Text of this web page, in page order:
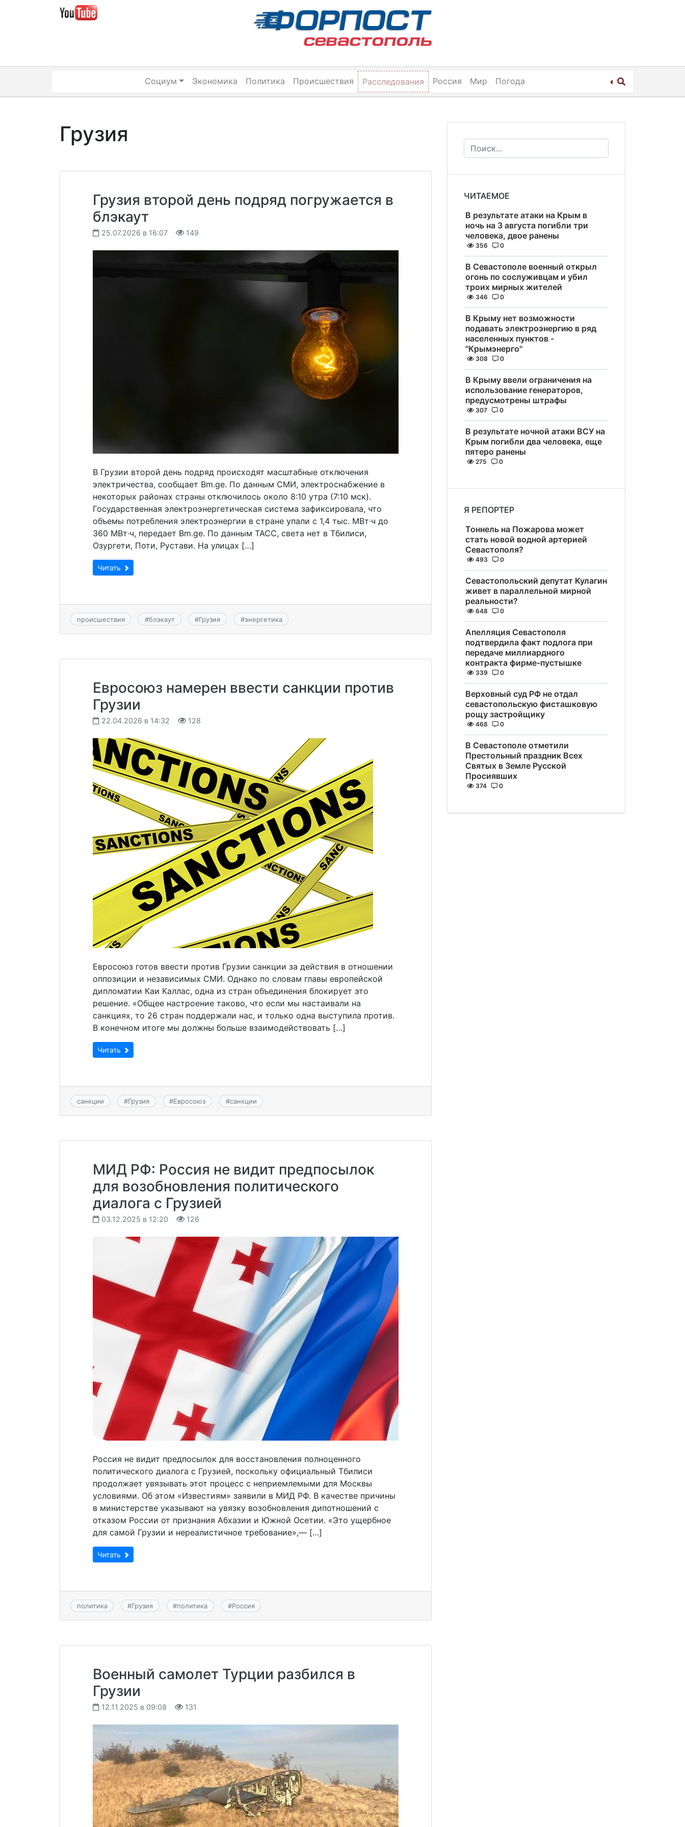
Социум Экономика Политика Происшествия Расследования Россия Мир Погода
Грузия
Грузия второй день подряд погружается в
блэкаут
25.07.2026 в 16:07 149
В Грузии второй день подряд происходят масштабные отключения
электричества, сообщает Bm.ge. По данным СМИ, электроснабжение в
некоторых районах страны отключилось около 8:10 утра (7:10 мск).
Государственная электроэнергетическая система зафиксировала, что
объемы потребления электроэнергии в стране упали с 1,4 тыс. МВт·ч до
360 МВт·ч, передает Bm.ge. По данным ТАСС, света нет в Тбилиси,
Озургети, Поти, Рустави. На улицах […]
Читать
происшествия #блэкаут #Грузия #энергетика
Евросоюз намерен ввести санкции против
Грузии
22.04.2026 в 14:32 128
Евросоюз готов ввести против Грузии санкции за действия в отношении
оппозиции и независимых СМИ. Однако по словам главы европейской
дипломатии Каи Каллас, одна из стран объединения блокирует это
решение. «Общее настроение таково, что если мы настаивали на
санкциях, то 26 стран поддержали нас, и только одна выступила против.
В конечном итоге мы должны больше взаимодействовать […]
Читать
санкции #Грузия #Евросоюз #санкции
МИД РФ: Россия не видит предпосылок
для возобновления политического
диалога с Грузией
03.12.2025 в 12:20 126
Россия не видит предпосылок для восстановления полноценного
политического диалога с Грузией, поскольку официальный Тбилиси
продолжает увязывать этот процесс с неприемлемыми для Москвы
условиями. Об этом «Известиям» заявили в МИД РФ. В качестве причины
в министерстве указывают на увязку возобновления дипотношений с
отказом России от признания Абхазии и Южной Осетии. «Это ущербное
для самой Грузии и нереалистичное требование»,— […]
Читать
политика #Грузия #политика #Россия
Военный самолет Турции разбился в
Грузии
12.11.2025 в 09:08 131
ЧИТАЕМОЕ
В результате атаки на Крым в
ночь на 3 августа погибли три
человека, двое ранены
356 0
В Севастополе военный открыл
огонь по сослуживцам и убил
троих мирных жителей
346 0
В Крыму нет возможности
подавать электроэнергию в ряд
населенных пунктов -
"Крымэнерго"
308 0
В Крыму ввели ограничения на
использование генераторов,
предусмотрены штрафы
307 0
В результате ночной атаки ВСУ на
Крым погибли два человека, еще
пятеро ранены
275 0
Я РЕПОРТЕР
Тоннель на Пожарова может
стать новой водной артерией
Севастополя?
493 0
Севастопольский депутат Кулагин
живет в параллельной мирной
реальности?
648 0
Апелляция Севастополя
подтвердила факт подлога при
передаче миллиардного
контракта фирме-пустышке
339 0
Верховный суд РФ не отдал
севастопольскую фисташковую
рощу застройщику
468 0
В Севастополе отметили
Престольный праздник Всех
Святых в Земле Русской
Просиявших
374 0